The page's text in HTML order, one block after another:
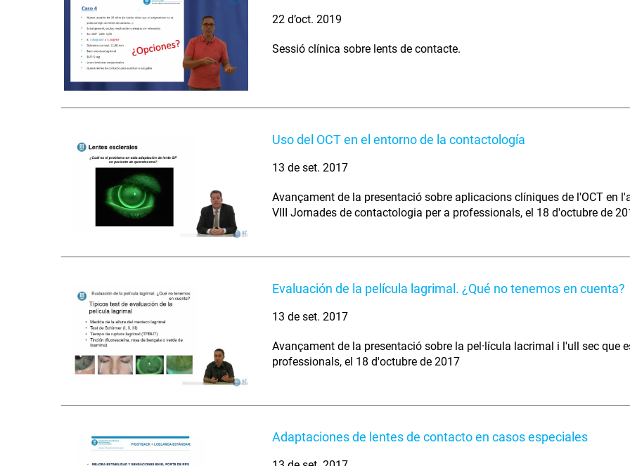
22 d’oct. 2019
Sessió clínica sobre lents de contacte.
Uso del OCT en el entorno de la contactología
13 de set. 2017
Avançament de la presentació sobre aplicacions clíniques de l'OCT en
VIII Jornades de contactologia per a professionals, el 18 d'octubre de
Evaluación de la película lagrimal. ¿Qué no tenemos en cuenta?
13 de set. 2017
Avançament de la presentació sobre la pel·lícula lacrimal i l'ull sec que
professionals, el 18 d'octubre de 2017
Adaptaciones de lentes de contacto en casos especiales